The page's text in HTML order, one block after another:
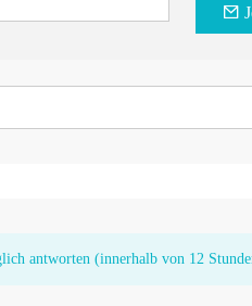
antworten (innerhalb von 12